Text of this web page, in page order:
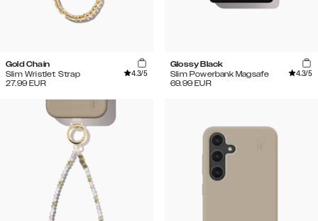
Gold Chain
Slim Wristlet Strap
4.3/5
27.99 EUR
Glossy Black
Slim Powerbank Magsafe
4.3/5
69.99 EUR